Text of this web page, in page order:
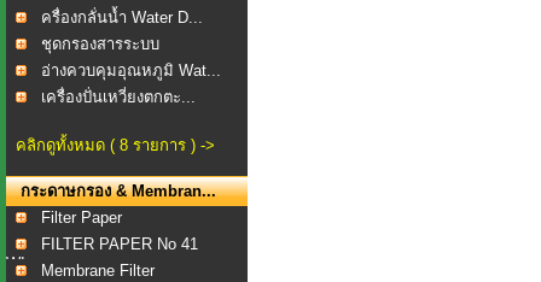
ครื่องกลั่นน้ำ Water D...
ชุดกรองสารระบบ
สุญญากาศ...
อ่างควบคุมอุณหภูมิ Wat...
เครื่องปั่นเหวี่ยงตกตะ...
คลิกดูทั้งหมด ( 8 รายการ ) ->
กระดาษกรอง & Membran...
Filter Paper
FILTER PAPER No 41
WI...
Membrane Filter